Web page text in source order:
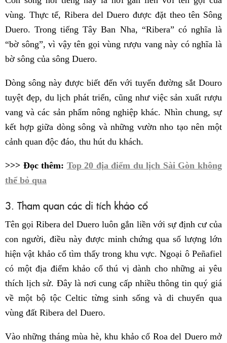
vùng. Thực tế, Ribera del Duero được đặt theo tên Sông
Duero. Trong tiếng Tây Ban Nha, “Ribera” có nghĩa là
“bờ sông”, vì vậy tên gọi vùng rượu vang này có nghĩa là
bờ sông của sông Duero.
Dòng sông này được biết đến với tuyến đường sắt Douro
tuyệt đẹp, du lịch phát triển, cũng như việc sản xuất rượu
vang và các sản phẩm nông nghiệp khác. Nhìn chung, sự
kết hợp giữa dòng sông và những vườn nho tạo nên một
cảnh quan độc đáo, thu hút du khách.
>>> Đọc thêm: Top 20 địa điểm du lịch Sài Gòn không
thể bỏ qua
3. Tham quan các di tích khảo cổ
Tên gọi Ribera del Duero luôn gắn liền với sự định cư của
con người, điều này được minh chứng qua số lượng lớn
hiện vật khảo cổ tìm thấy trong khu vực. Ngoại ô Peñafiel
có một địa điểm khảo cổ thú vị dành cho những ai yêu
thích lịch sử. Đây là nơi cung cấp nhiều thông tin quý giá
về một bộ tộc Celtic từng sinh sống và di chuyển qua
vùng đất Ribera del Duero.
Vào những tháng mùa hè, khu khảo cổ Roa del Duero mở